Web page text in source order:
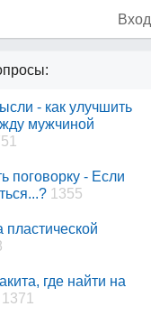
Вход
- как улучшить
мужчиной
поговорку - Если
1355
пластической
где найти на
1371